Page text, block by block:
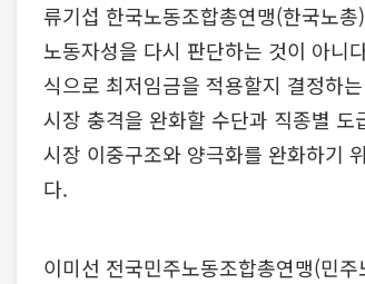
류기섭 한국노동조합총연맹(한국노
노동자성을 다시 판단하는 것이 아니
식으로 최저임금을 적용할지 결정하
시장 충격을 완화할 수단과 직종별
시장 이중구조와 양극화를 완화하기
다.
이미선 전국민주노동조합총연맹(민